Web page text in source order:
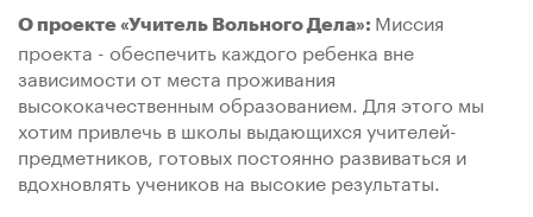
О проекте «Учитель Вольного Дела»: Миссия
проекта - обеспечить каждого ребенка вне
зависимости от места проживания
высококачественным образованием. Для этого мы
хотим привлечь в школы выдающихся учителей-
предметников, готовых постоянно развиваться и
вдохновлять учеников на высокие результаты.